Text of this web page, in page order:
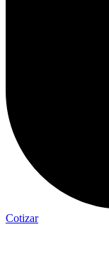
Cotizar